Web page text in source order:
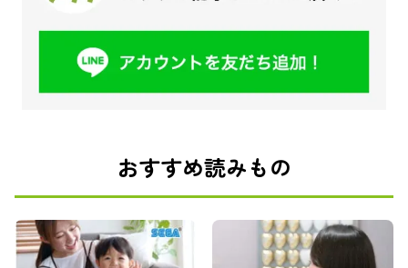
おすすめ読みもの